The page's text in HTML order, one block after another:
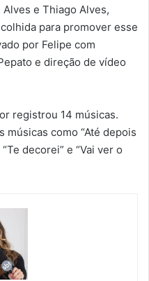
e Thiago Alves,
para promover esse
por Felipe com
e direção de vídeo
registrou 14 músicas.
músicas como “Até depois
decorei” e “Vai ver o